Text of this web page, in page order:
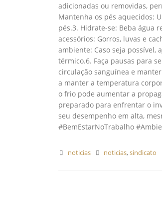
adicionadas ou removidas,
Mantenha os pés aquecidos:
pés.3. Hidrate-se: Beba água
acessórios: Gorros, luvas e
ambiente: Caso seja
térmico.6. Faça pausas para
circulação sanguínea e
a manter a temperatura
o frio pode aumentar a
preparado para enfrentar o
seu desempenho em alta,
#BemEstarNoTrabalho
noticias noticias,sindicato